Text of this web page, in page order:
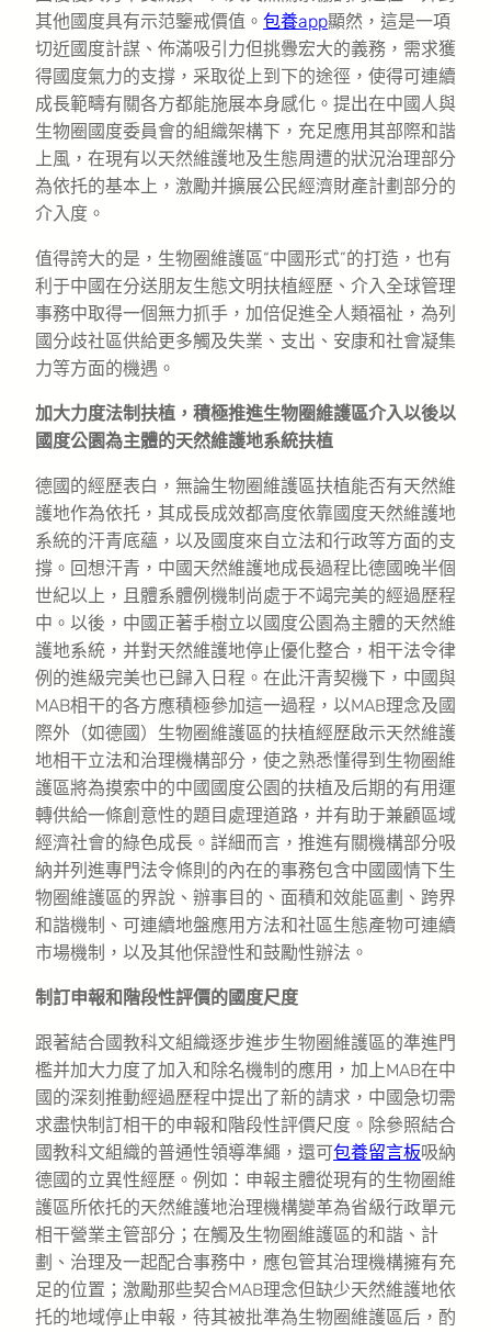
其他國度具有示范鑒戒價值。 包養app顯然，這是一項
切近國度計謀、佈滿吸引力但挑釁宏大的義務，需求獲
得國度氣力的支撐，采取從上到下的途徑，使得可連續
成長範疇有關各方都能施展本身感化。提出在中國人與
生物圈國度委員會的組織架構下，充足應用其部際和諧
上風，在現有以天然維護地及生態周遭的狀況治理部分
為依托的基本上，激勵并擴展公民經濟財產計劃部分的
介入度。
值得誇大的是，生物圈維護區“中國形式”的打造，也有
利于中國在分送朋友生態文明扶植經歷、介入全球管理
事務中取得一個無力抓手，加倍促進全人類福祉，為列
國分歧社區供給更多觸及失業、支出、安康和社會凝集
力等方面的機遇。
加大力度法制扶植，積極推進生物圈維護區介入以後以
國度公園為主體的天然維護地系統扶植
德國的經歷表白，無論生物圈維護區扶植能否有天然維
護地作為依托，其成長成效都高度依靠國度天然維護地
系統的汗青底蘊，以及國度來自立法和行政等方面的支
撐。回想汗青，中國天然維護地成長過程比德國晚半個
世紀以上，且體系體例機制尚處于不竭完美的經過歷程
中。以後，中國正著手樹立以國度公園為主體的天然維
護地系統，并對天然維護地停止優化整合，相干法令律
例的進級完美也已歸入日程。在此汗青契機下，中國與
MAB相干的各方應積極參加這一過程，以MAB理念及國
際外（如德國）生物圈維護區的扶植經歷啟示天然維護
地相干立法和治理機構部分，使之熟悉懂得到生物圈維
護區將為摸索中的中國國度公園的扶植及后期的有用運
轉供給一條創意性的題目處理道路，并有助于兼顧區域
經濟社會的綠色成長。詳細而言，推進有關機構部分吸
納并列進專門法令條則的內在的事務包含中國國情下生
物圈維護區的界說、辦事目的、面積和效能區劃、跨界
和諧機制、可連續地盤應用方法和社區生態產物可連續
市場機制，以及其他保證性和鼓勵性辦法。
制訂申報和階段性評價的國度尺度
跟著結合國教科文組織逐步進步生物圈維護區的準進門
檻并加大力度了加入和除名機制的應用，加上MAB在中
國的深刻推動經過歷程中提出了新的請求，中國急切需
求盡快制訂相干的申報和階段性評價尺度。除參照結合
國教科文組織的普通性領導準繩，還可包養留言板吸納
德國的立異性經歷。例如：申報主體從現有的生物圈維
護區所依托的天然維護地治理機構變革為省級行政單元
相干營業主管部分；在觸及生物圈維護區的和諧、計
劃、治理及一起配合事務中，應包管其治理機構擁有充
足的位置；激勵那些契合MAB理念但缺少天然維護地依
托的地域停止申報，待其被批準為生物圈維護區后，酌